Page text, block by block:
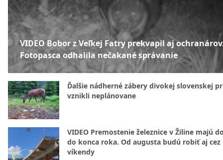
VIDEO Bobor z Veľkej Fatry prekvapil aj
Fotopasca odhalila nečakané správanie
Ďalšie nádherné zábery divokej slovenskej
vznikli neplánovane
VIDEO Premostenie železnice v Žiline majú
do konca roka. Od augusta budú robiť aj cez
víkendy